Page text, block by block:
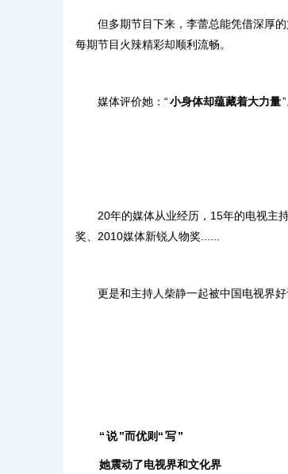
但多期节目下来，李蕾总能凭借深厚
每期节目 火辣精彩却顺利流畅。
媒体评价她： “小身体却蕴藏着大力量”
20年的媒体从业经历，15年的电视主
奖、2010媒体新锐人物奖......
更是和主持人柴静一起被中国电视界好
“说”而优则“写”
她震动了电视界和文化界